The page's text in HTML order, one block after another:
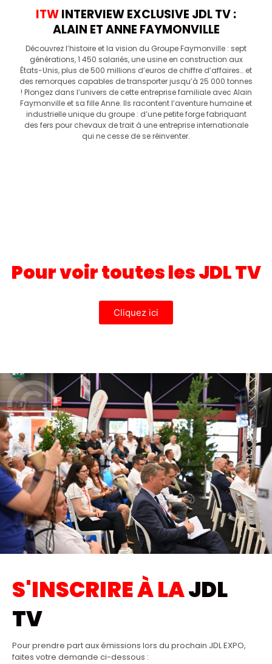
ITWINTERVIEW EXCLUSIVE JDL TV :
ALAIN ET ANNE FAYMONVILLE
Découvrez l’histoire et la vision du Groupe Faymonville : sept
générations, 1 450 salariés, une usine en construction aux
États-Unis, plus de 500 millions d’euros de chiffre d’affaires… et
des remorques capables de transporter jusqu’à 25 000 tonnes
! Plongez dans l’univers de cette entreprise familiale avec Alain
Faymonville et sa fille Anne. Ils racontent l’aventure humaine et
industrielle unique du groupe : d’une petite forge fabriquant
des fers pour chevaux de trait à une entreprise internationale
qui ne cesse de se réinventer.
Pour voir toutes les JDL TV
Cliquez ici
S'INSCRIRE À LAJDL
TV
Pour prendre part aux émissions lors du prochain JDL EXPO,
faites votre demande ci-dessous :